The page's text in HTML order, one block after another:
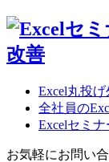
Excel丸投
全社員の
Excelセミ
お気軽にお問い